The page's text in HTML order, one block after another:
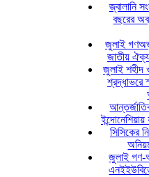
জ্বালানি
বছরের
জুলাই
জাতীয়
জুলাই শহীদ
শ্রদ্ধাভরে
সিসিকের
জুলাই গণ-